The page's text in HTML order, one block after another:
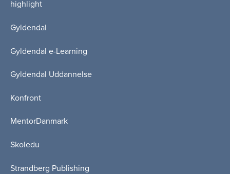
highlight
Gyldendal
Gyldendal e-Learning
Gyldendal Uddannelse
Konfront
MentorDanmark
Skoledu
Strandberg Publishing